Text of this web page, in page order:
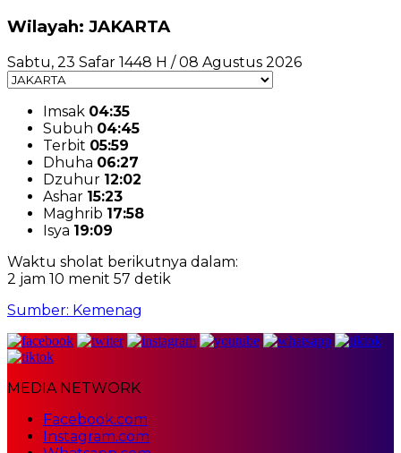
Wilayah: JAKARTA
Sabtu, 23 Safar 1448 H / 08 Agustus 2026
Imsak 04:35
Subuh 04:45
Terbit 05:59
Dhuha 06:27
Dzuhur 12:02
Ashar 15:23
Maghrib 17:58
Isya 19:09
Waktu sholat berikutnya dalam:
2 jam 10 menit 57 detik
Sumber: Kemenag
MEDIA NETWORK
Facebook.com
Instagram.com